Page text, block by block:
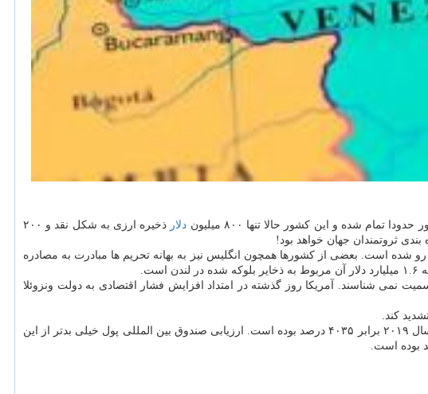
شده و این كشور حالا تنها ۸۰۰ میلیون دلار
ذخیره ارزی به شكل نقد و ۲۰۰
رو شده است. بعضی از كشورها همچون انگلیس نیز به بهانه تحریم ها مبادرت به مصادره
نمی شناسند. آمریكا روز گذشته در امتداد افزایش فشار اقتصادی به دولت ونزوئلا
كند.
دولت ونزوئلا از سال ها پیش چاپ انتشار آمار مربوط به نرخ تورم را متوقف كرده است اما طبق اعلام كنگره ملی این كشور، تورم در سال ۲۰۱۹ برابر ۴۰۳۵ درصد بوده است. ارزیابی صندوق بین المللی پول خیلی بدتر از این